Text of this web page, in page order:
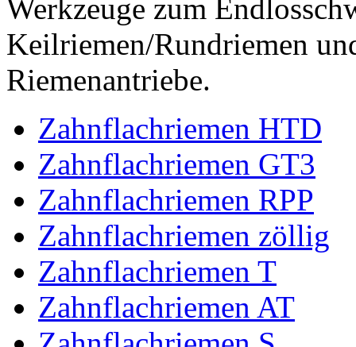
Werkzeuge zum
Keilriemen/Rundriemen
Riemenantriebe.
Zahnflachriemen HTD
Zahnflachriemen GT3
Zahnflachriemen RPP
Zahnflachriemen zöllig
Zahnflachriemen T
Zahnflachriemen AT